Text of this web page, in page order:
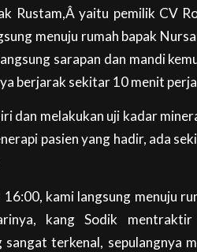
Rustam,Â yaitu pemilik CV
menuju rumah bapak
sarapan dan mandi
berjarak sekitar 10 menit
dan melakukan uji kadar
pasien yang hadir, ada
kami langsung menuju
kang Sodik
terkenal, sepulangnya